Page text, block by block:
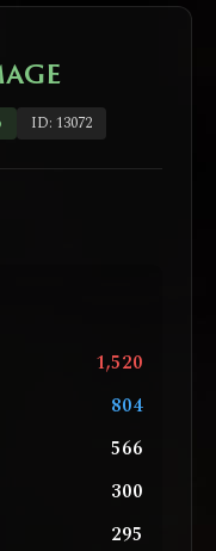
ID: 13072
1,520
804
566
300
295